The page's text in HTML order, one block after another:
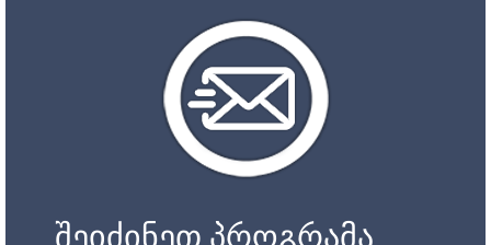
შეიძინეთ პროგრამა